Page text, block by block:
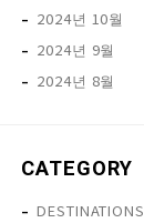
2024년 10월
2024년 9월
2024년 8월
CATEGORY
DESTINATIONS